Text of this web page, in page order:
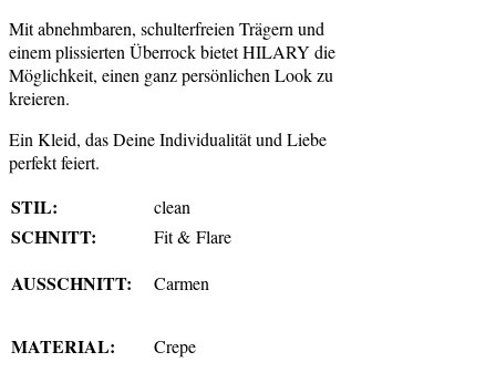
Mit abnehm­ba­ren, schul­ter­frei­en Trägern und
einem plis­sier­ten Über­rock bie­tet HILA­RY die
Möglich­keit, einen ganz persönli­chen Look zu
kreieren.
Ein Kleid, das Dei­ne Indi­vi­dua­lität und Lie­be
per­fekt feiert.
STIL: clean
SCHNITT: Fit & Flare
AUS­SCHNITT: Car­men
MATE­RI­AL: Cre­pe